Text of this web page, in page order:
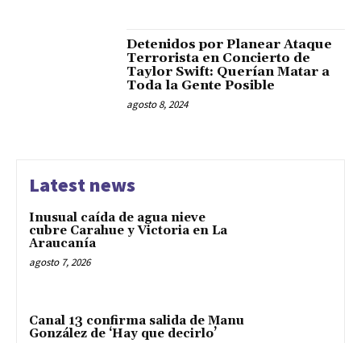
Detenidos por Planear Ataque
Terrorista en Concierto de
Taylor Swift: Querían Matar a
Toda la Gente Posible
agosto 8, 2024
Latest news
Inusual caída de agua nieve
cubre Carahue y Victoria en La
Araucanía
agosto 7, 2026
Canal 13 confirma salida de Manu
González de ‘Hay que decirlo’